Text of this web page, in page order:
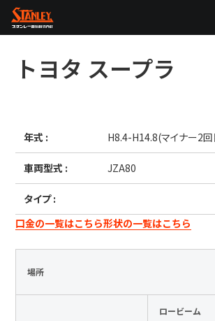
企業情報
テクノロジー
サステナビリティ
株主・投資家情報
ニュース
トヨタ スープラ
年式 : H8.4-H14.8(マイナー2
車両型式 : JZA80
タイプ :
口金の一覧はこちら形状の一覧はこちら
場所
ロービーム